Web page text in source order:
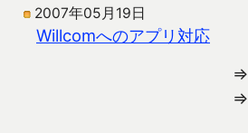
2007年05月19日
Willcomへのアプリ対応
⇒
⇒